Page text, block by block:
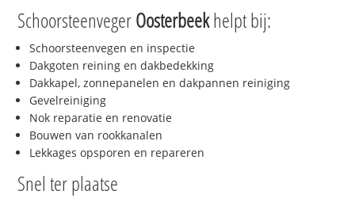
SchoorsteenvegerOosterbeekhelpt bij:
Schoorsteenvegen en inspectie
Dakgoten reining en dakbedekking
Dakkapel, zonnepanelen en dakpannen reiniging
Gevelreiniging
Nok reparatie en renovatie
Bouwen van rookkanalen
Lekkages opsporen en repareren
Snel ter plaatse